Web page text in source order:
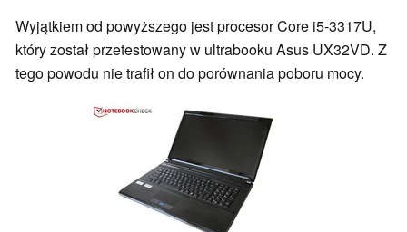
Wyjątkiem od powyższego jest procesor Core i5-3317U,
który został przetestowany w ultrabooku Asus UX32VD. Z
tego powodu nie trafił on do porównania poboru mocy.